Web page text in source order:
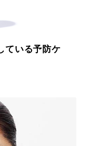
ている予防ケ